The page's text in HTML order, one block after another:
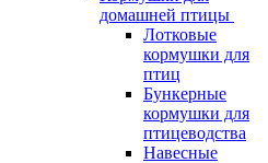
домашней птицы
Лотковые
кормушки для
птиц
Бункерные
кормушки для
птицеводства
Навесные